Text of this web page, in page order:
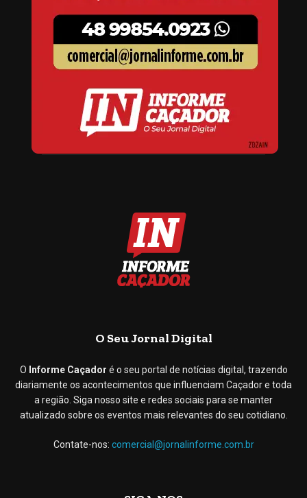
O Seu Jornal Digital
O Informe Caçador é o seu portal de notícias digital, trazendo
diariamente os acontecimentos que influenciam Caçador e toda
a região. Siga nosso site e redes sociais para se manter
atualizado sobre os eventos mais relevantes do seu cotidiano.
Contate-nos: comercial@jornalinforme.com.br